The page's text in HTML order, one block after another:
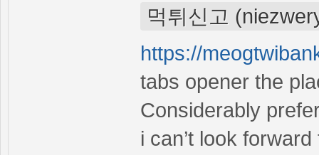
먹튀신고
https://
tabs opener the
Considerably
i can’t look